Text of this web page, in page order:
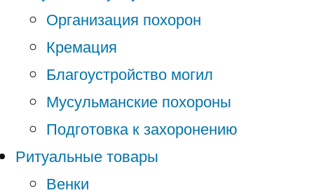
Организация похорон
Кремация
Благоустройство могил
Мусульманские похороны
Подготовка к захоронению
Ритуальные товары
Венки